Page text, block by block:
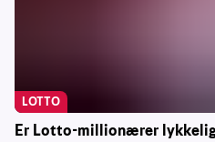
Er Lotto-millionærer
LOTTO